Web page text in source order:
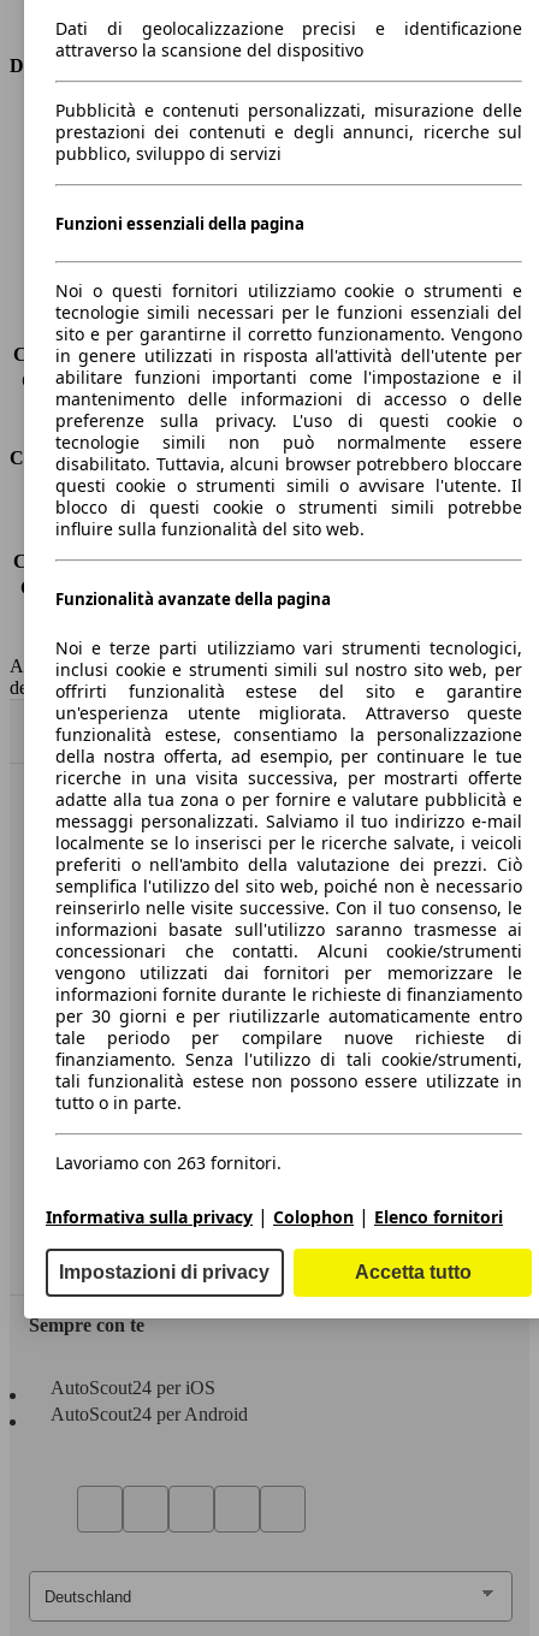
Dimensioni
Lunghezza
4600 mm
Altezza
1740 mm
Larghezza
Peso massimo
-
Sedili
5
Carico sul tetto
-
Capacità di traino (senza freni) -
Capacità di traino (con freni)
2000 kg
Volume del bagagliaio
500 - 1593 l
Consumi
Emissioni di CO2*
150 g/km (komb.)
Consumo (urbano)
8.1 l/100km
Consumo (extra-urbano) 5.5 l/100km
Consumo (combinato)*
6.5 l/100km
Capacità del serbatoio
48 l
AutoScout24 non si assume alcuna responsabilità per la correttezza
dei dati.
Torna su
Benvenuti su AutoScout24, il mercato auto europeo.
Società
A proposito di AutoScout24
Stampa
Media
Condizioni generali
Informazioni
Privacy
Dichiarazione di Accessibilità
Servizi
Area rivenditori
Sempre con te
AutoScout24 per iOS
AutoScout24 per Android
Dati di geolocalizzazione precisi e identificazione
attraverso la scansione del dispositivo
Pubblicità e contenuti personalizzati, misurazione delle
prestazioni dei contenuti e degli annunci, ricerche sul
pubblico, sviluppo di servizi
Funzioni essenziali della pagina
Noi o questi fornitori utilizziamo cookie o strumenti e
tecnologie simili necessari per le funzioni essenziali del
sito e per garantirne il corretto funzionamento. Vengono
in genere utilizzati in risposta all'attività dell'utente per
abilitare funzioni importanti come l'impostazione e il
mantenimento delle informazioni di accesso o delle
preferenze sulla privacy. L'uso di questi cookie o
tecnologie simili non può normalmente essere
disabilitato. Tuttavia, alcuni browser potrebbero bloccare
questi cookie o strumenti simili o avvisare l'utente. Il
blocco di questi cookie o strumenti simili potrebbe
influire sulla funzionalità del sito web.
Funzionalità avanzate della pagina
Noi e terze parti utilizziamo vari strumenti tecnologici,
inclusi cookie e strumenti simili sul nostro sito web, per
offrirti funzionalità estese del sito e garantire
un'esperienza utente migliorata. Attraverso queste
funzionalità estese, consentiamo la personalizzazione
della nostra offerta, ad esempio, per continuare le tue
ricerche in una visita successiva, per mostrarti offerte
adatte alla tua zona o per fornire e valutare pubblicità e
messaggi personalizzati. Salviamo il tuo indirizzo e-mail
localmente se lo inserisci per le ricerche salvate, i veicoli
preferiti o nell'ambito della valutazione dei prezzi. Ciò
semplifica l'utilizzo del sito web, poiché non è necessario
reinserirlo nelle visite successive. Con il tuo consenso, le
informazioni basate sull'utilizzo saranno trasmesse ai
concessionari che contatti. Alcuni cookie/strumenti
vengono utilizzati dai fornitori per memorizzare le
informazioni fornite durante le richieste di finanziamento
per 30 giorni e per riutilizzarle automaticamente entro
tale periodo per compilare nuove richieste di
finanziamento. Senza l'utilizzo di tali cookie/strumenti,
tali funzionalità estese non possono essere utilizzate in
tutto o in parte.
Lavoriamo con 263 fornitori.
Informativa sulla privacy | Colophon | Elenco fornitori
Impostazioni di privacy Accetta tutto